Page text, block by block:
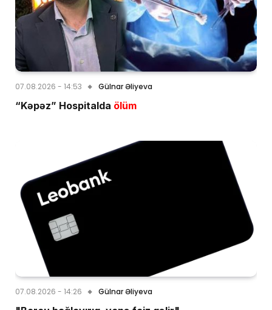
07.08.2026 - 14:53 Gülnar Əliyeva
“Kəpəz” Hospitalda ölüm
07.08.2026 - 14:26 Gülnar Əliyeva